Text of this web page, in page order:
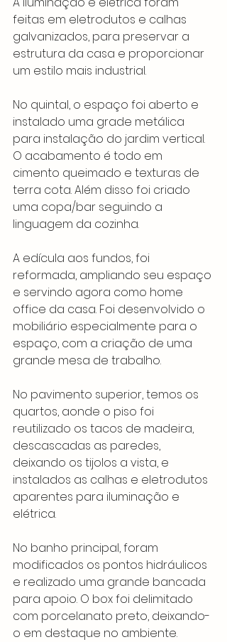
feitas em eletrodutos e calhas
galvanizados, para preservar a
estrutura da casa e proporcionar
um estilo mais industrial.
No quintal, o espaço foi aberto e
instalado uma grade metálica
para instalação do jardim vertical.
O acabamento é todo em
cimento queimado e texturas de
terra cota. Além disso foi criado
uma copa/bar seguindo a
linguagem da cozinha.
A edícula aos fundos, foi
reformada, ampliando seu espaço
e servindo agora como home
office da casa. Foi desenvolvido o
mobiliário especialmente para o
espaço, com a criação de uma
grande mesa de trabalho.
No pavimento superior, temos os
quartos, aonde o piso foi
reutilizado os tacos de madeira,
descascadas as paredes,
deixando os tijolos a vista, e
instalados as calhas e eletrodutos
aparentes para iluminação e
elétrica.
No banho principal, foram
modificados os pontos hidráulicos
e realizado uma grande bancada
para apoio. O box foi delimitado
com porcelanato preto, deixando-
o em destaque no ambiente.